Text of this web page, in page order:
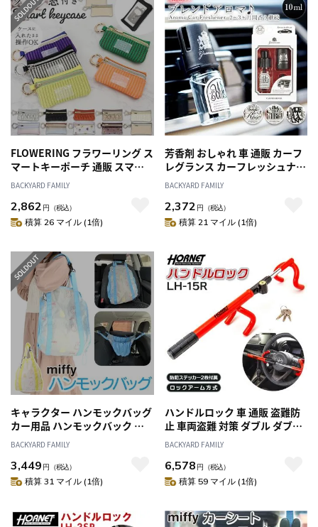
FLOWERING フラワーリング ス
マートキーポーチ 通販 スマー
トキーケース キーケース キー
れ ポーチ ケース カー用品 車用
品 レディース かわいい おしゃ
BACKYARD FAMILY
2,862 円 （税込）
積算 26 マイル (1倍)
芳香剤 おしゃれ 車 通販 カーフ
レグランス カーフレッシュナー
フレグランス 車載用 車載 車用
リップタイプ アロマ 香り 匂い
芳香 おしゃれ grancense グラ
セサリー 車用品
BACKYARD FAMILY
2,372 円 （税込）
積算 21 マイル (1倍)
キャラクター ハンモックバッグ
カー用品 ハンモックバック 通
販 ハンモック 整理 整頓 収納 ベ
ビー キッズ 子供 こども 子ども
お出かけ バッグ バック アクセ
サリー 便利 車 カー かわいい カ
BACKYARD FAMILY
3,449 円 （税込）
積算 31 マイル (1倍)
ハンドルロック 車 通販 盗難防
止 車両盗難 対策 ダブル ダブル
ロック式 がっちり ロック
HORNET ホーネット 専用キー
特殊形状 窃盗対策 セキュリテ
ィ 簡単設置 防犯グッズ ピッキ
BACKYARD FAMILY
6,578 円 （税込）
積算 59 マイル (1倍)